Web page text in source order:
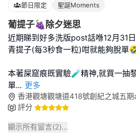
節日限定 聖誕Moments
葡提子🍇除夕迷思
近期睇到好多洗版post話喺12月31
青提子(每3秒食一粒)咁就能夠脫單
本著屎窟痕既實驗🧪精神,就買一抽
單... 更多
香港觀塘觀塘道418號創紀之城五期
評分
顯示所有留言(2)...